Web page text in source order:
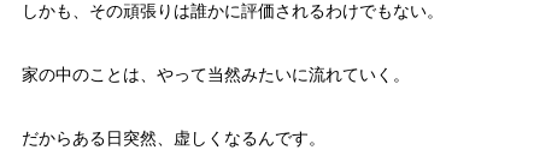
しかも、その頑張りは誰かに評価されるわけでもない。
家の中のことは、やって当然みたいに流れていく。
だからある日突然、虚しくなるんです。